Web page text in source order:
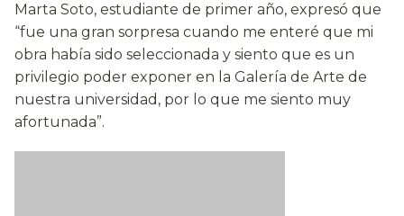
Marta Soto, estudiante de primer año, expresó que
“fue una gran sorpresa cuando me enteré que mi
obra había sido seleccionada y siento que es un
privilegio poder exponer en la Galería de Arte de
nuestra universidad, por lo que me siento muy
afortunada”.